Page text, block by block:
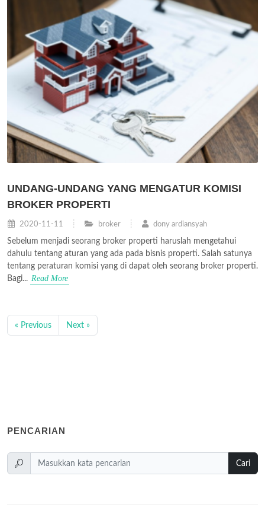
UNDANG-UNDANG YANG MENGATUR KOMISI
BROKER PROPERTI
2020-11-11 broker dony ardiansyah
Sebelum menjadi seorang broker properti haruslah mengetahui
dahulu tentang aturan yang ada pada bisnis properti. Salah satunya
tentang peraturan komisi yang di dapat oleh seorang broker properti.
Bagi... Read More
« Previous Next »
PENCARIAN
Cari